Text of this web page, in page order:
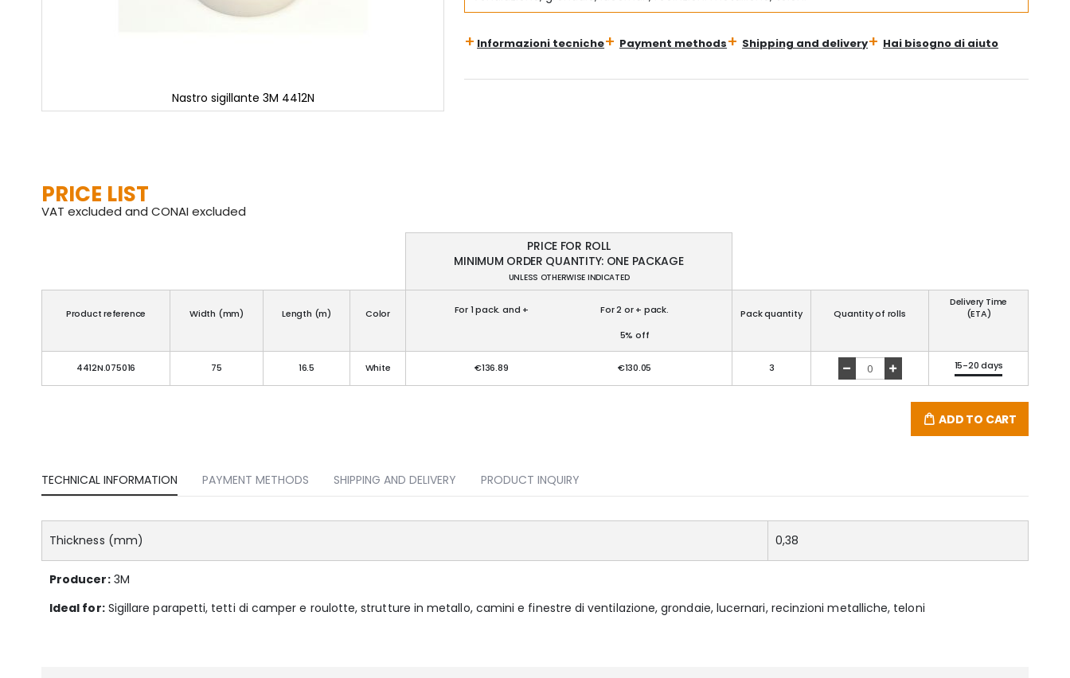
Nastro sigillante 3M 4412N
the
images
gallery
Informazioni tecniche Payment methods Shipping and delivery Hai bisogno di aiuto
PRICE LIST
VAT excluded and CONAI excluded
PRICE FOR ROLL
MINIMUM ORDER QUANTITY: ONE PACKAGE
UNLESS OTHERWISE INDICATED
Product reference Width (mm) Length (m) Color For 1 pack. and + For 2 or + pack. Pack quantity Quantity of rolls
Delivery Time
(ETA)
5% off
4412N.075016 75 16.5 White €136.89 €130.05 3 15-20 days
ADD TO CART
TECHNICAL INFORMATION
Thickness (mm) 0,38
Producer:3M
Ideal for:Sigillare parapetti, tetti di camper e roulotte, strutture in metallo, camini e finestre di ventilazione, grondaie, lucernari, recinzioni metalliche, teloni
PAYMENT METHODS SHIPPING AND DELIVERY PRODUCT INQUIRY